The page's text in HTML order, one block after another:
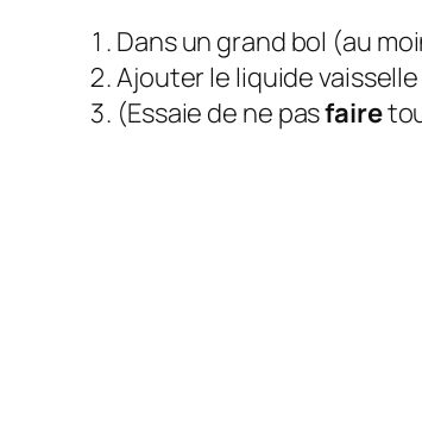
Dans un grand bol (au
Ajouter le liquide
(Essaie de ne pasfaire